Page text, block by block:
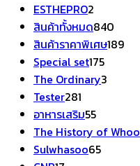
ESTHEPRO2
สินค้า
สินค้าทั้งหมด840
สินค้า
สินค้าราคาพิเศษ189189
Special set175175
สินค้า
The Ordinary3
Tester281
สินค้า
อาหารเสริม5555
สินค้า
The History of Whoo
Sulwhasoo6565